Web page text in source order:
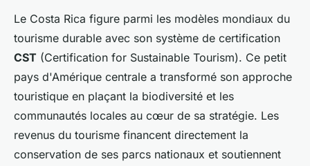
Le Costa Rica figure parmi les modèles mondiaux du
tourisme durable avec son système de certification
CST (Certification for Sustainable Tourism). Ce petit
pays d'Amérique centrale a transformé son approche
touristique en plaçant la biodiversité et les
communautés locales au cœur de sa stratégie. Les
revenus du tourisme financent directement la
conservation de ses parcs nationaux et soutiennent